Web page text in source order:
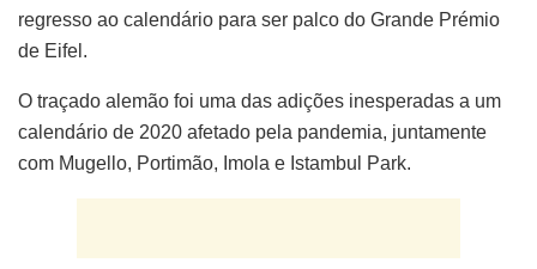
regresso ao calendário para ser palco do Grande Prémio
de Eifel.
O traçado alemão foi uma das adições inesperadas a um
calendário de 2020 afetado pela pandemia, juntamente
com Mugello, Portimão, Imola e Istambul Park.